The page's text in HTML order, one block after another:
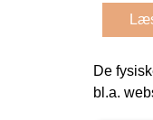
De
bl.a.